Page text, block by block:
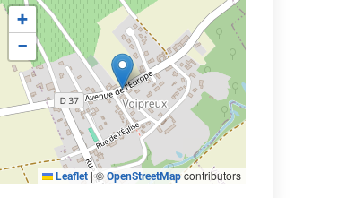
+
−
Leaflet |© OpenStreetMapcontributors